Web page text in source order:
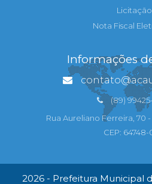
Licitação
Nota Fiscal
Informações
(89)
Rua Aureliano Ferreira, 70
CEP:
2026 - Prefeitura Municipal